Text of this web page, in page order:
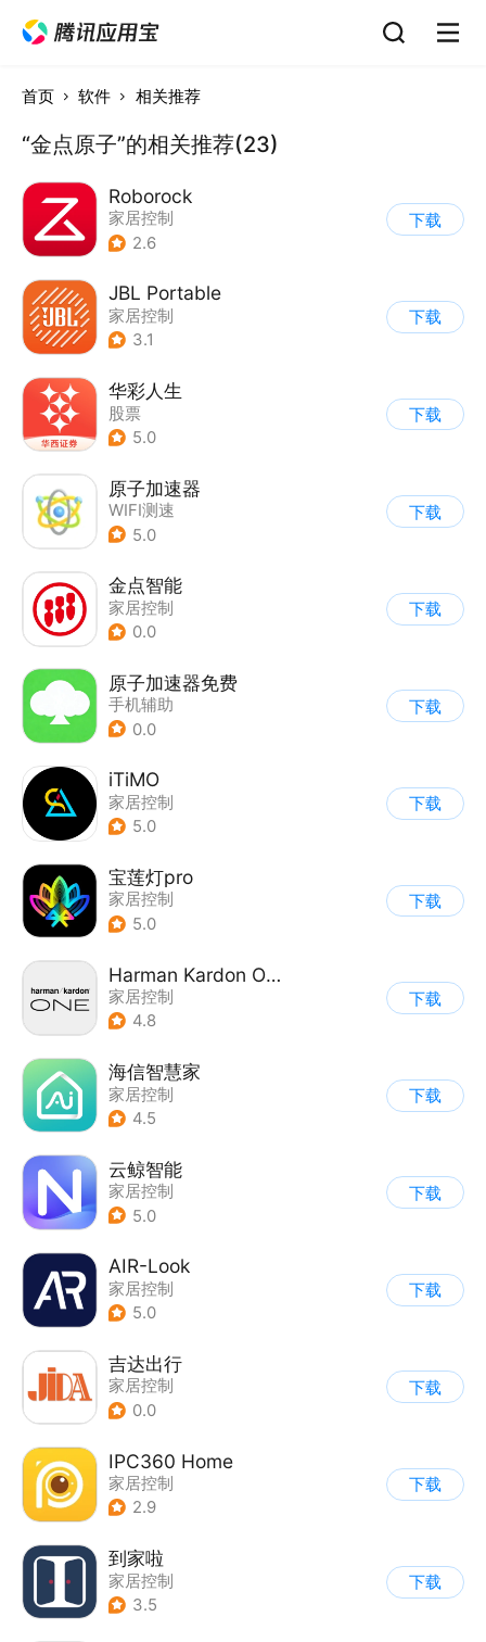
首页 软件 相关推荐
“金点原子”的相关推荐(23)
Roborock
家居控制
2.6
下载
JBL Portable
家居控制
3.1
下载
华彩人生
股票
5.0
下载
原子加速器
WIFI测速
5.0
下载
金点智能
家居控制
0.0
下载
原子加速器免费
手机辅助
0.0
下载
iTiMO
家居控制
5.0
下载
宝莲灯pro
家居控制
5.0
下载
Harman Kardon One
家居控制
4.8
下载
海信智慧家
家居控制
4.5
下载
云鲸智能
家居控制
5.0
下载
AIR-Look
家居控制
5.0
下载
吉达出行
家居控制
0.0
下载
IPC360 Home
家居控制
2.9
下载
到家啦
家居控制
3.5
下载